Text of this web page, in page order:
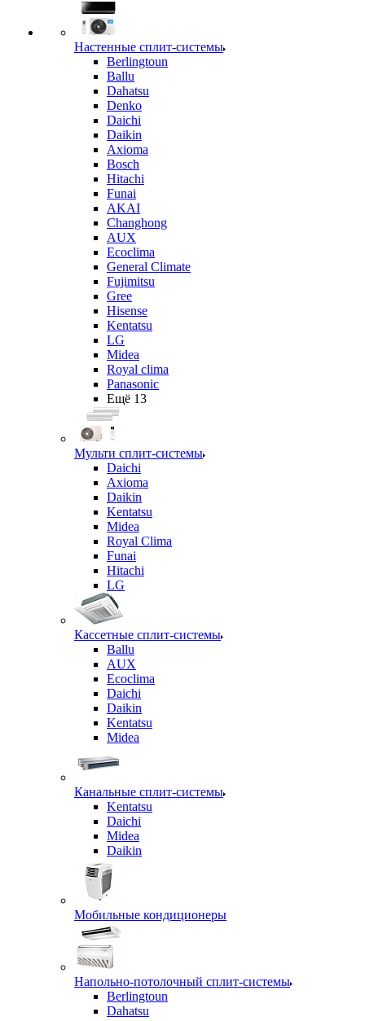
Настенные сплит-системы
Berlingtoun
Ballu
Dahatsu
Denko
Daichi
Daikin
Axioma
Bosch
Hitachi
Funai
AKAI
Changhong
AUX
Ecoclima
General Climate
Fujimitsu
Gree
Hisense
Kentatsu
LG
Midea
Royal clima
Panasonic
Ещё 13
Мульти сплит-системы
Daichi
Axioma
Daikin
Kentatsu
Midea
Royal Clima
Funai
Hitachi
LG
Кассетные сплит-системы
Ballu
AUX
Ecoclima
Daichi
Daikin
Kentatsu
Midea
Канальные сплит-системы
Kentatsu
Daichi
Midea
Daikin
Мобильные кондиционеры
Напольно-потолочный сплит-системы
Berlingtoun
Dahatsu